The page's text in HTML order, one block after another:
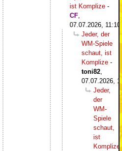
ist Komplize -
CF
07.07.2026, 11:10
Jeder, der
WM-Spiele
schaut, ist
Komplize -
toni82
07.07.2026,
Jeder,
der
WM-
Spiele
schaut,
ist
Komplize